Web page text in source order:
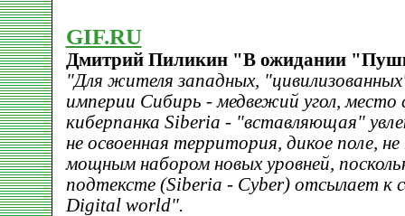
GIF.RU
Дмитрий Пиликин "В ожидании
"Для жителя западных,
империи Сибирь - медвежий угол, место
киберпанка Siberia - "вставляющая"
не освоенная территория, дикое поле,
мощным набором новых уровней,
подтексте (Siberia - Cyber) отсылает к
Digital world".